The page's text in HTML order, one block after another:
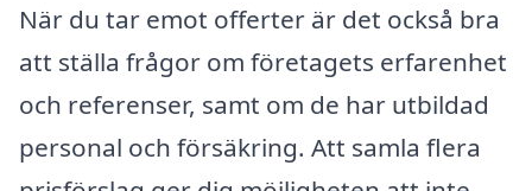
När du tar emot offerter är det också bra
att ställa frågor om företagets erfarenhet
och referenser, samt om de har utbildad
personal och försäkring. Att samla flera